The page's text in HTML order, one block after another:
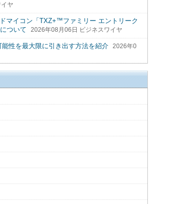
ヤ
マイコン「TXZ+™ファミリー エントリーク
ついて
2026年08月06日 ビジネスワイヤ
性を最大限に引き出す方法を紹介
2026年0